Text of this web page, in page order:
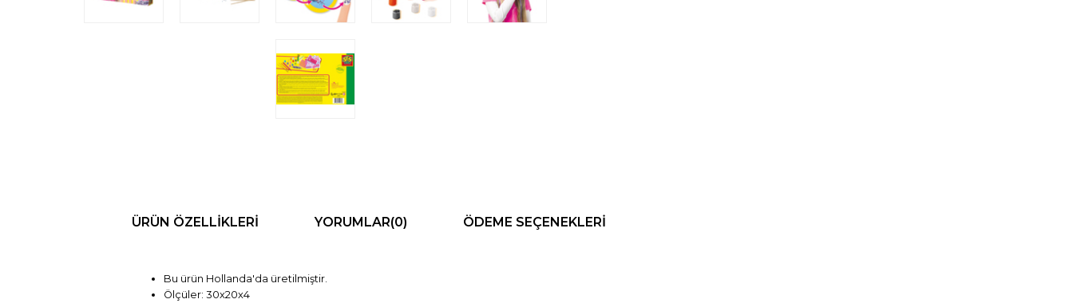
ÜRÜN ÖZELLIKLERI YORUMLAR(0) ÖDEME SEÇENEKLERI
Bu ürün Hollanda'da üretilmiştir.
Ölçüler: 30x20x4